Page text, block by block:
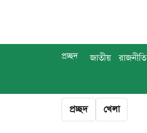
প্রচ্ছদ জাতীয় রাজনীতি
প্রচ্ছদ খেলা